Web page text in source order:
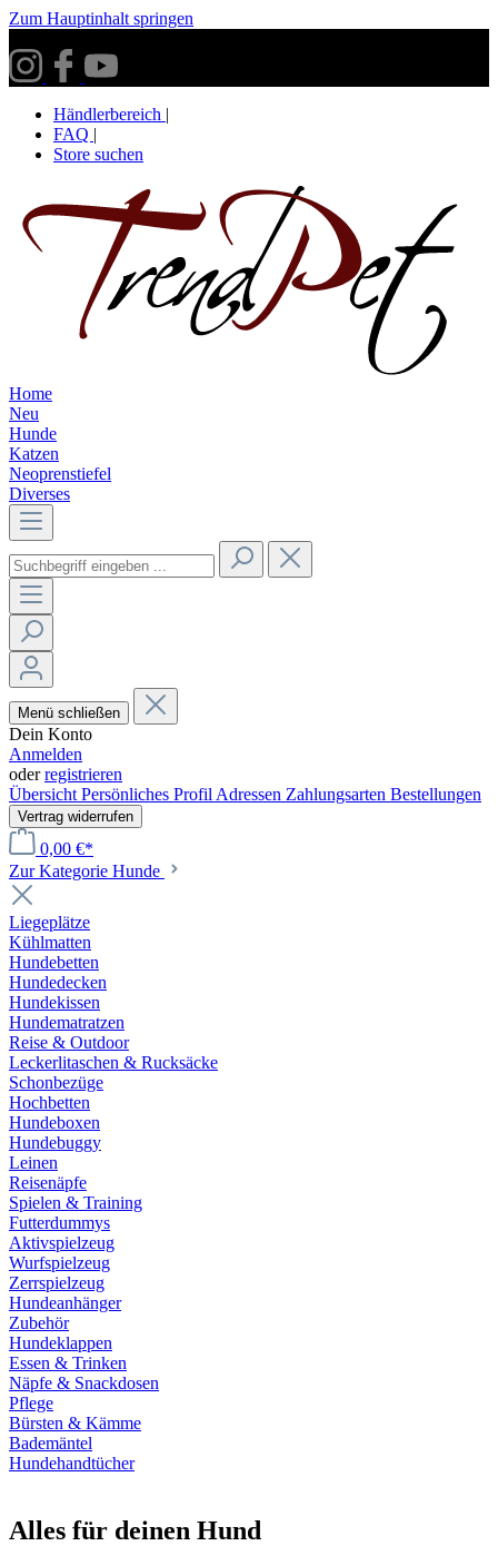
Zum Hauptinhalt springen
Händlerbereich |
FAQ |
Store suchen
Home
Neu
Hunde
Katzen
Neoprenstiefel
Diverses
Menü schließen
Dein Konto
Anmelden
oderregistrieren
Übersicht Persönliches Profil Adressen Zahlungsarten Bestellungen
Vertrag widerrufen
0,00 €*
Zur Kategorie Hunde
Liegeplätze
Kühlmatten
Hundebetten
Hundedecken
Hundekissen
Hundematratzen
Reise & Outdoor
Leckerlitaschen & Rucksäcke
Schonbezüge
Hochbetten
Hundeboxen
Hundebuggy
Leinen
Reisenäpfe
Spielen & Training
Futterdummys
Aktivspielzeug
Wurfspielzeug
Zerrspielzeug
Hundeanhänger
Zubehör
Hundeklappen
Essen & Trinken
Näpfe & Snackdosen
Pflege
Bürsten & Kämme
Bademäntel
Hundehandtücher
Alles für deinen Hund